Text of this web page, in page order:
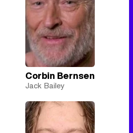
Corbin Bernsen
Jack Bailey